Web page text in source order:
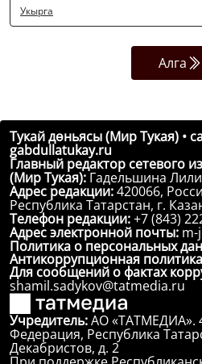
Укырга
Алга
Тукай дөньясы (Мир Тукая) •
gabdullatukay.ru
Главный редактор сетевого
(Мир Тукая): Гадельшина
Адрес редакции:420066,
Республика Татарстан, г.
Телефон редакции:+7 (843)
Адрес электронной почты: m-
Политика о персональных
Антикоррупционная политика
Для сообщений о фактах
shamil.sadykov@tatmedia.ru
Учредитель:АО «ТАТМЕДИА».
Федерация, Республика
Декабристов, д. 2